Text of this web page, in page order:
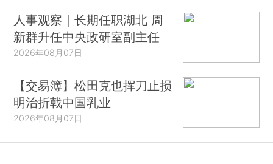
人事观察｜长期任职湖北 周
新群升任中央政研室副主任
2026年08月07日
【交易簿】松田克也挥刀止损
明治折戟中国乳业
2026年08月07日